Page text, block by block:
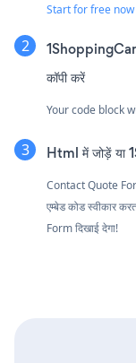
Start for free now
कॉपी करें
Your code block
Html में जोड़ें या
Contact Quote
एम्बेड कोड स्वीकार
Form दिखाई देगा!